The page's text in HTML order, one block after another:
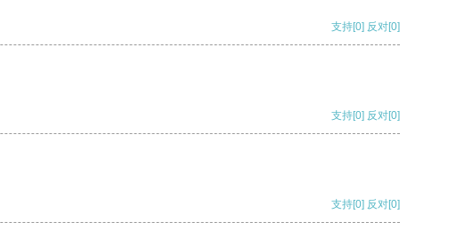
支持[0] 反对[0]
支持[0] 反对[0]
支持[0] 反对[0]